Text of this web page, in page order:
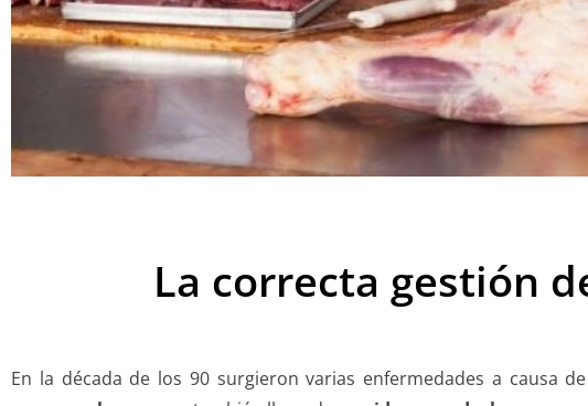
La correcta gestión
En la década de los 90 surgieron varias enfermedades a causa